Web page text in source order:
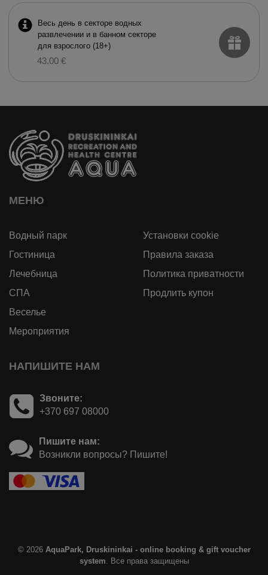
Весь день в секторе водных
развлечении и в баннoм секторе
для взрослого (18+)
43.00 €
МЕНЮ
Водный парк
Гостиница
Лечебница
СПА
Веселье
Mероприятия
Установки cookie
Правила заказа
Политика приватности
Продлить купон
НАПИШИТЕ НАМ
Звоните:
+370 697 08000
Пишите нам:
Возникли вопросы? Пишите!
© 2026 AquaPark, Druskininkai - online booking & gift voucher
system. Все права защищены